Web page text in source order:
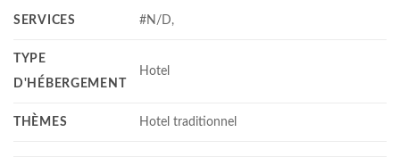
SERVICES #N/D,
TYPE
D'HÉBERGEMENT
Hotel
THÈMES Hotel traditionnel